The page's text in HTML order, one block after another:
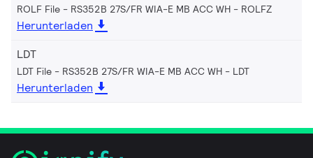
ROLF File - RS352B 27S/FR WIA-E MB ACC WH ROLFZ
Herunterladen
LDT
LDT File - RS352B 27S/FR WIA-E MB ACC WH LDT
Herunterladen